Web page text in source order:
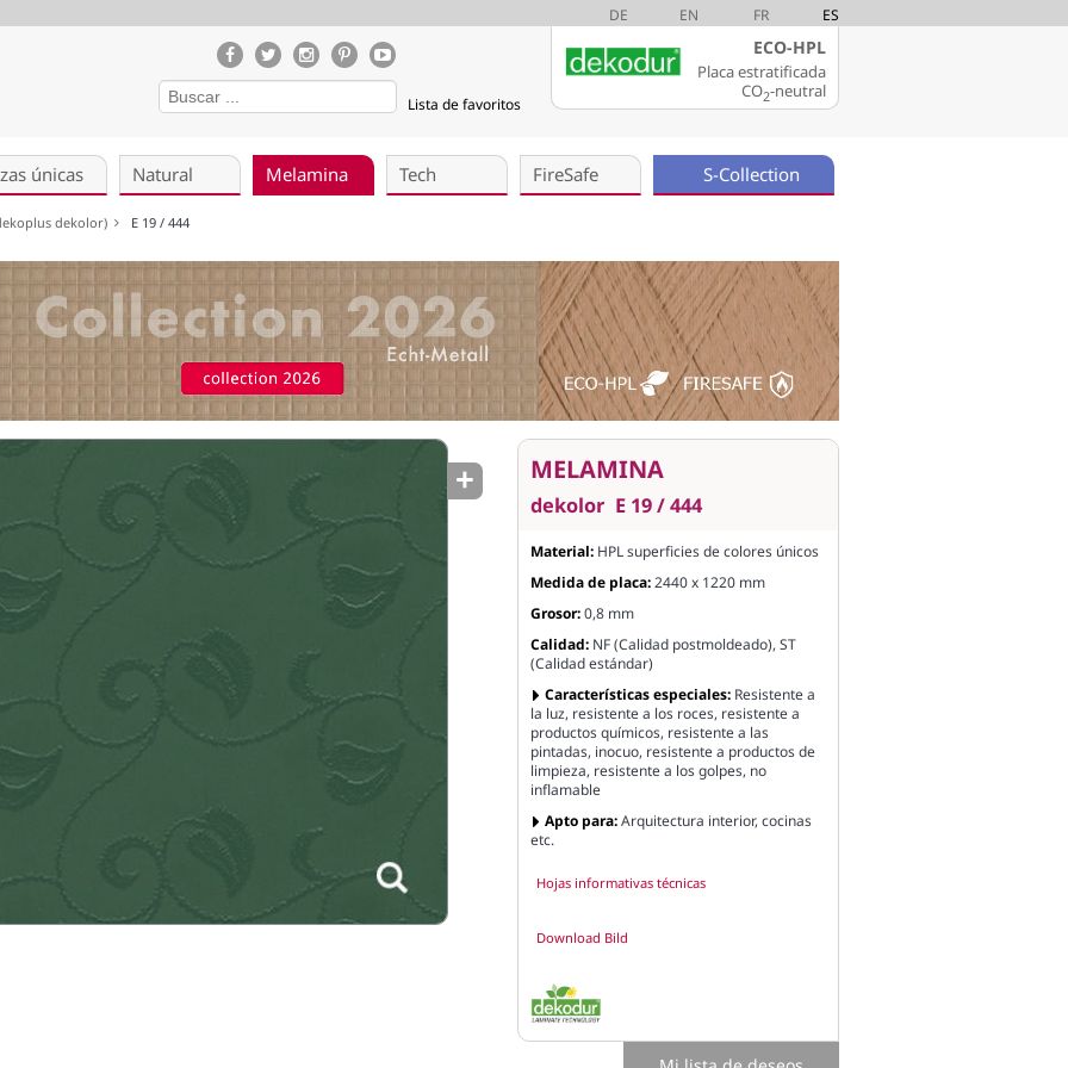
DE EN FR ES
Lista de favoritos
ECO-HPL
Placa estratificada
CO2-neutral
únicas Natural Melamina Tech FireSafe S-Collection
dekolor) E 19 / 444
MELAMINA
dekolor E 19 / 444
Material: HPL superficies de colores únicos
Medida de placa:2440 x 1220 mm
Grosor:0,8 mm
Calidad: NF (Calidad postmoldeado), ST
(Calidad estándar)
Características especiales: Resistente a
la luz, resistente a los roces, resistente a
productos químicos, resistente a las
pintadas, inocuo, resistente a productos de
limpieza, resistente a los golpes, no
inflamable
Apto para:Arquitectura interior, cocinas
etc.
Hojas informativas técnicas
Download Bild